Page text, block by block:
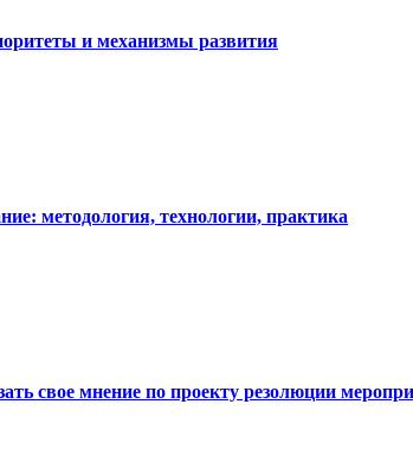
и механизмы развития
методология, технологии, практика
свое мнение по проекту резолюции